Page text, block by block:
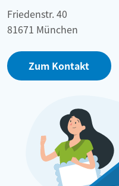
Friedenstr. 40
81671 München
Zum Kontakt